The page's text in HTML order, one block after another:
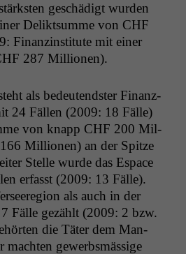
geschädigt wur­den
Delik­t­summe von CHF
Finanzin­sti­tute mit ein­er
287 Millionen).
als bedeu­tend­ster Finanz­
24 Fällen (2009: 18 Fälle)
von knapp CHF 200 Mil­
166 Mil­lio­nen) an der Spitze
Stelle wurde das Espace
erfasst (2009: 13 Fälle).
als auch in der
Fälle gezählt (2009: 2 bzw.
die Täter dem Man­
macht­en gewerb­smäs­sige